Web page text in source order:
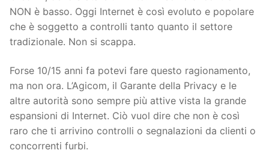
NON è basso. Oggi Internet è così evoluto e popolare
che è soggetto a controlli tanto quanto il settore
tradizionale. Non si scappa.
Forse 10/15 anni fa potevi fare questo ragionamento,
ma non ora. L’Agicom, il Garante della Privacy e le
altre autorità sono sempre più attive vista la grande
espansioni di Internet. Ciò vuol dire che non è così
raro che ti arrivino controlli o segnalazioni da clienti o
concorrenti furbi.